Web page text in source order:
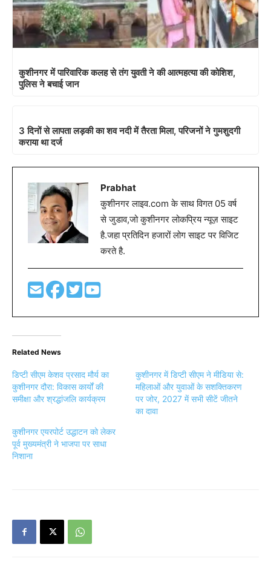
कुशीनगर में पारिवारिक कलह से तंग युवती ने की आत्महत्या की कोशिश,
पुलिस ने बचाई जान
3 दिनों से लापता लड़की का शव नदी में तैरता मिला, परिजनों ने गुमशुदगी
कराया था दर्ज
Prabhat
कुशीनगर लाइव.com के साथ विगत 05 वर्ष
से जुडाव,जो कुशीनगर लोकप्रिय न्यूज़ साइट
है.जहा प्रतिदिन हजारों लोग साइट पर विजिट
करते है.
Related News
डिप्टी सीएम केशव प्रसाद मौर्य का
कुशीनगर दौरा: विकास कार्यों की
समीक्षा और श्रद्धांजलि कार्यक्रम
कुशीनगर में डिप्टी सीएम ने मीडिया से:
महिलाओं और युवाओं के सशक्तिकरण
पर जोर, 2027 में सभी सीटें जीतने
का दावा
कुशीनगर एयरपोर्ट उद्धाटन को लेकर
पूर्व मुख्यमंत्री ने भाजपा पर साधा
निशाना